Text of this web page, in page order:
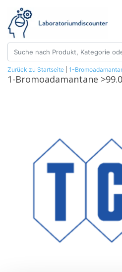
Zurück zu Startseite 1-
1-Bromoadamantane